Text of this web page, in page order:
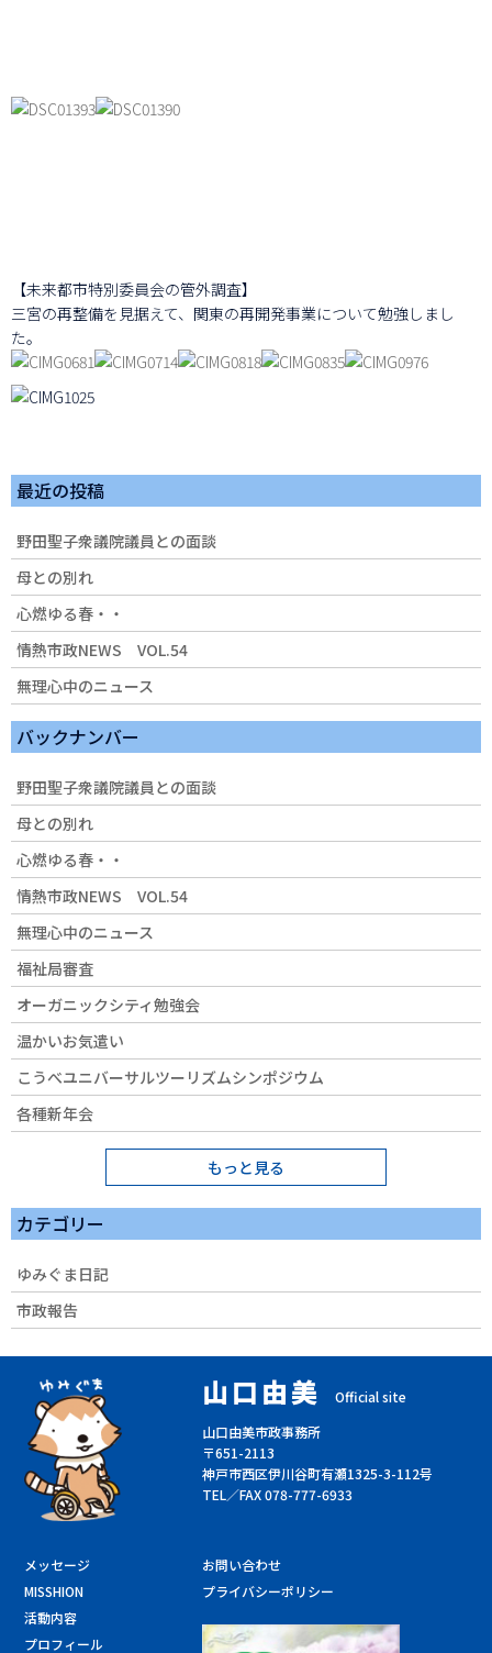
【未来都市特別委員会の管外調査】
三宮の再整備を見据えて、関東の再開発事業について勉強しまし
た。
最近の投稿
野田聖子衆議院議員との面談
母との別れ
心燃ゆる春・・
情熱市政NEWS VOL.54
無理心中のニュース
バックナンバー
野田聖子衆議院議員との面談
母との別れ
心燃ゆる春・・
情熱市政NEWS VOL.54
無理心中のニュース
福祉局審査
オーガニックシティ勉強会
温かいお気遣い
こうべユニバーサルツーリズムシンポジウム
各種新年会
もっと見る
カテゴリー
ゆみぐま日記
市政報告
山口由美
Official site
山口由美市政事務所
〒651-2113
神戸市西区伊川谷町有瀬1325-3-112号
TEL／FAX 078-777-6933
メッセージ
MISSHION
活動内容
プロフィール
お問い合わせ
プライバシーポリシー